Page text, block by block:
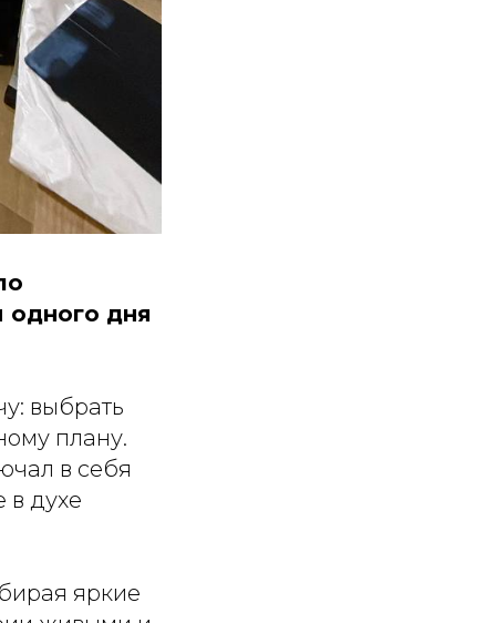
дня
выбрать
плану.
в себя
в духе
яркие